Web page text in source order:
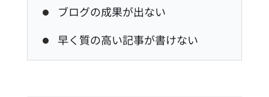
ブログの成果が出ない
早く質の高い記事が書けない